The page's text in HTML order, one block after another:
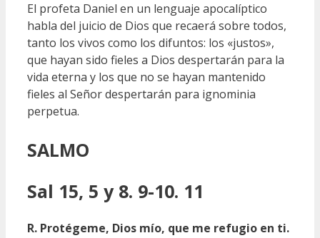
El profeta Daniel en un lenguaje apocalíptico
habla del juicio de Dios que recaerá sobre todos,
tanto los vivos como los difuntos: los «justos»,
que hayan sido fieles a Dios despertarán para la
vida eterna y los que no se hayan mantenido
fieles al Señor despertarán para ignominia
perpetua.
SALMO
Sal 15, 5 y 8. 9-10. 11
R. Protégeme, Dios mío, que me refugio en ti.